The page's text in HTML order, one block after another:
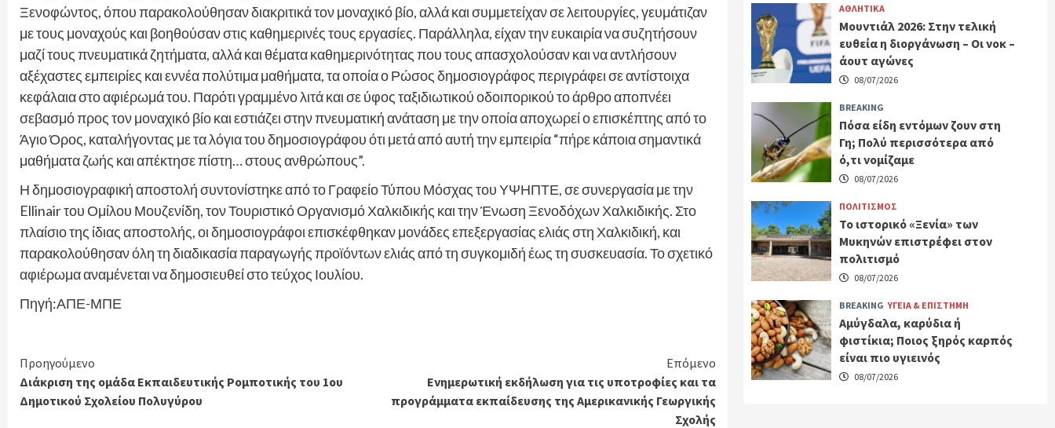
Ξενοφώντος, όπου παρακολούθησαν διακριτικά τον μοναχικό βίο, αλλά και συμμετείχαν σε λειτουργίες, γευμάτιζαν
με τους μοναχούς και βοηθούσαν στις καθημερινές τους εργασίες. Παράλληλα, είχαν την ευκαιρία να συζητήσουν
μαζί τους πνευματικά ζητήματα, αλλά και θέματα καθημερινότητας που τους απασχολούσαν και να αντλήσουν
αξέχαστες εμπειρίες και εννέα πολύτιμα μαθήματα, τα οποία ο Ρώσος δημοσιογράφος περιγράφει σε αντίστοιχα
κεφάλαια στο αφιέρωμά του. Παρότι γραμμένο λιτά και σε ύφος ταξιδιωτικού οδοιπορικού το άρθρο αποπνέει
σεβασμό προς τον μοναχικό βίο και εστιάζει στην πνευματική ανάταση με την οποία αποχωρεί ο επισκέπτης από το
Άγιο Όρος, καταλήγοντας με τα λόγια του δημοσιογράφου ότι μετά από αυτή την εμπειρία “πήρε κάποια σημαντικά
μαθήματα ζωής και απέκτησε πίστη… στους ανθρώπους”.
Η δημοσιογραφική αποστολή συντονίστηκε από το Γραφείο Τύπου Μόσχας του ΥΨΗΠΤΕ, σε συνεργασία με την
Ellinair του Ομίλου Μουζενίδη, τον Τουριστικό Οργανισμό Χαλκιδικής και την Ένωση Ξενοδόχων Χαλκιδικής. Στο
πλαίσιο της ίδιας αποστολής, οι δημοσιογράφοι επισκέφθηκαν μονάδες επεξεργασίας ελιάς στη Χαλκιδική, και
παρακολούθησαν όλη τη διαδικασία παραγωγής προϊόντων ελιάς από τη συγκομιδή έως τη συσκευασία. Το σχετικό
αφιέρωμα αναμένεται να δημοσιευθεί στο τεύχος Ιουλίου.
Πηγή:ΑΠΕ-ΜΠΕ
Continue
Reading
Προηγούμενο
Διάκριση της ομάδα Εκπαιδευτικής Ρομποτικής του 1ου
Δημοτικού Σχολείου Πολυγύρου
Επόμενο
Ενημερωτική εκδήλωση για τις υποτροφίες και τα
προγράμματα εκπαίδευσης της Αμερικανικής Γεωργικής
Σχολής
ΑΘΛΗΤΙΚΑ
Μουντιάλ 2026: Στην τελική
ευθεία η διοργάνωση – Οι νοκ –
άουτ αγώνες
08/07/2026
BREAKING
Πόσα είδη εντόμων ζουν στη
Γη; Πολύ περισσότερα από
ό,τι νομίζαμε
08/07/2026
ΠΟΛΙΤΙΣΜΟΣ
Το ιστορικό «Ξενία» των
Μυκηνών επιστρέφει στον
πολιτισμό
08/07/2026
BREAKING ΥΓΕΙΑ & ΕΠΙΣΤΗΜΗ
Αμύγδαλα, καρύδια ή
φιστίκια; Ποιος ξηρός καρπός
είναι πιο υγιεινός
08/07/2026